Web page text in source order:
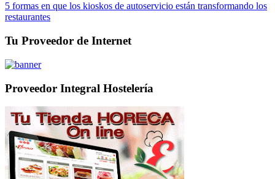
5 formas en que los kioskos de autoservicio están transformando los
restaurantes
Tu Proveedor de Internet
Proveedor Integral Hostelería